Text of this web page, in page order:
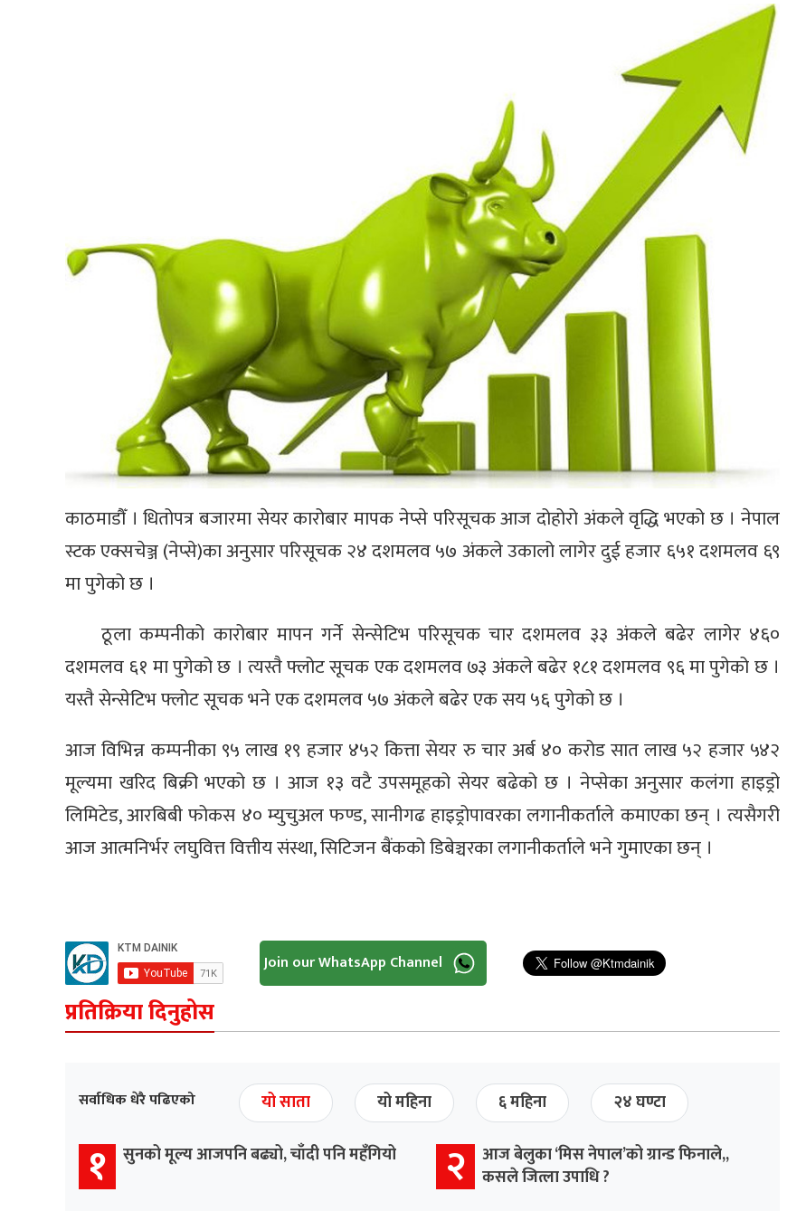
काठमाडौँ । धितोपत्र बजारमा सेयर कारोबार मापक नेप्से परिसूचक आज दोहोरो अंकले वृद्धि भएको छ । नेपाल
स्टक एक्सचेञ्ज (नेप्से)का अनुसार परिसूचक २४ दशमलव ५७ अंकले उकालो लागेर दुई हजार ६५१ दशमलव ६९
मा पुगेको छ ।
ठूला कम्पनीको कारोबार मापन गर्ने सेन्सेटिभ परिसूचक चार दशमलव ३३ अंकले बढेर लागेर ४६०
दशमलव ६१ मा पुगेको छ । त्यस्तै फ्लोट सूचक एक दशमलव ७३ अंकले बढेर १८१ दशमलव ९६ मा पुगेको छ ।
यस्तै सेन्सेटिभ फ्लोट सूचक भने एक दशमलव ५७ अंकले बढेर एक सय ५६ पुगेको छ ।
आज विभिन्न कम्पनीका ९५ लाख १९ हजार ४५२ कित्ता सेयर रु चार अर्ब ४० करोड सात लाख ५२ हजार ५४२
मूल्यमा खरिद बिक्री भएको छ । आज १३ वटै उपसमूहको सेयर बढेको छ । नेप्सेका अनुसार कलंगा हाइड्रो
लिमिटेड, आरबिबी फोकस ४० म्युचुअल फण्ड, सानीगढ हाइड्रोपावरका लगानीकर्ताले कमाएका छन् । त्यसैगरी
आज आत्मनिर्भर लघुवित्त वित्तीय संस्था, सिटिजन बैंकको डिबेञ्चरका लगानीकर्ताले भने गुमाएका छन् ।
Join our WhatsApp Channel
प्रतिक्रिया दिनुहोस
सर्वाधिक धेरै पढिएको यो साता यो महिना ६ महिना २४ घण्टा
१ सुनको मूल्य आजपनि बढ्यो, चाँदी पनि महँगियो २
आज बेलुका ‘मिस नेपाल’को ग्रान्ड फिनाले,,
कसले जित्ला उपाधि ?